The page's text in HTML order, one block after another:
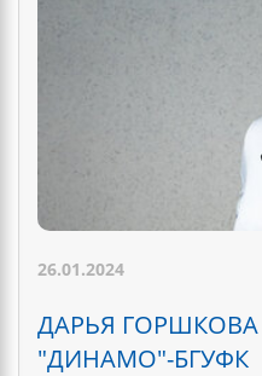
26.01.2024
ДАРЬЯ
"ДИНАМО"-БГУФК